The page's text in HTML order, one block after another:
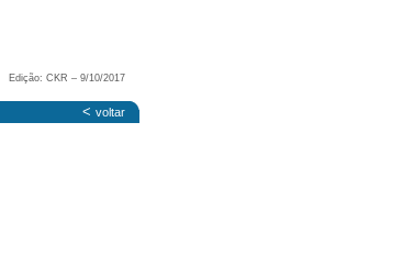
Edição: CKR – 9/10/2017
< voltar